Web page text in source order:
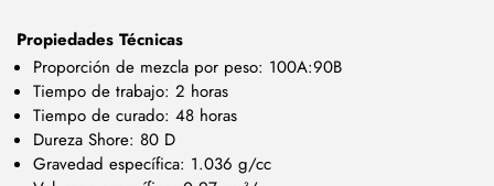
Propiedades Técnicas
Proporción de mezcla por peso: 100A:90B
Tiempo de trabajo: 2 horas
Tiempo de curado: 48 horas
Dureza Shore: 80 D
Gravedad específica: 1.036 g/cc